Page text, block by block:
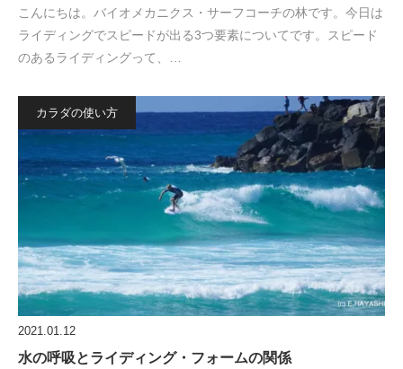
こんにちは。バイオメカニクス・サーフコーチの林です。今日は
ライディングでスピードが出る3つ要素についてです。スピード
のあるライディングって、…
カラダの使い方
2021.01.12
水の呼吸とライディング・フォームの関係